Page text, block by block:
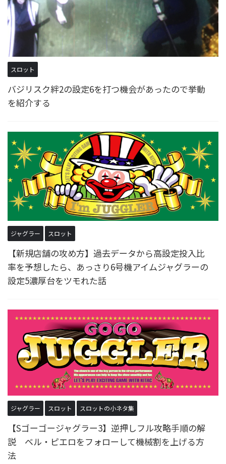
スロット
バジリスク絆2の設定6を打つ機会があったので挙動
を紹介する
ジャグラー スロット
【新規店舗の攻め方】過去データから高設定投入比
率を予想したら、あっさり6号機アイムジャグラーの
設定5濃厚台をツモれた話
ジャグラー スロット スロットの小ネタ集
【Sゴーゴージャグラー3】逆押しフル攻略手順の解
説 ベル・ピエロをフォローして機械割を上げる方
法